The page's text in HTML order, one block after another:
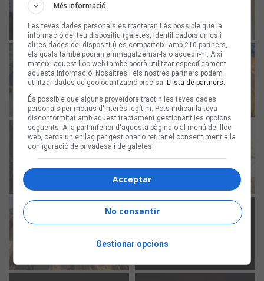
Més informació
Les teves dades personals es tractaran i és possible que la
informació del teu dispositiu (galetes, identificadors únics i
altres dades del dispositiu) es comparteixi amb 210 partners,
els quals també podran emmagatzemar-la o accedir-hi. Així
mateix, aquest lloc web també podrà utilitzar específicament
aquesta informació. Nosaltres i els nostres partners podem
utilitzar dades de geolocalització precisa. Llista de partners.
És possible que alguns proveïdors tractin les teves dades
personals per motius d'interès legítim. Pots indicar la teva
disconformitat amb aquest tractament gestionant les opcions
següents. A la part inferior d'aquesta pàgina o al menú del lloc
web, cerca un enllaç per gestionar o retirar el consentiment a la
configuració de privadesa i de galetes.
Acceptar
No consentir
Gestionar opcions